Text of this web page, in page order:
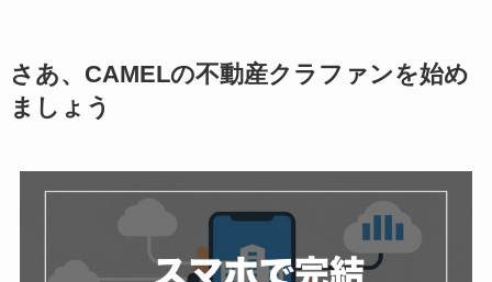
さあ、CAMELの不動産クラファンを始め
ましょう